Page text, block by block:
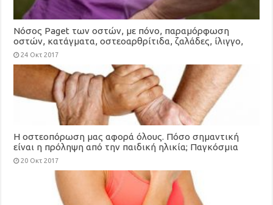
Nόσος Paget των οστών, με πόνο, παραμόρφωση
οστών, κατάγματα, οστεοαρθρίτιδα, ζαλάδες, ίλιγγο,
κώφωση
24 Οκτ 2017
Η οστεοπόρωση μας αφορά όλους. Πόσο σημαντική
είναι η πρόληψη από την παιδική ηλικία; Παγκόσμια
Ημέρα Οστεοπόρωσης
20 Οκτ 2017